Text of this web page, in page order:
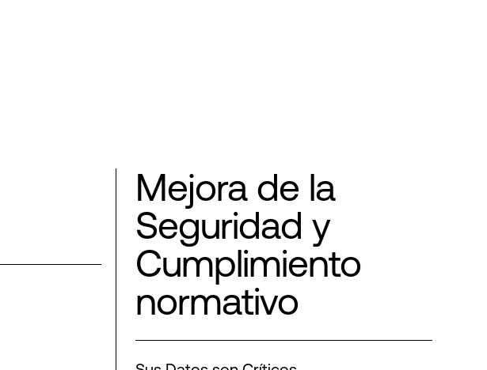
Mejora de la
Seguridad y
Cumplimiento
normativo